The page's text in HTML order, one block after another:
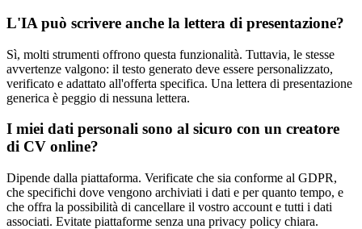
L'IA può scrivere anche la lettera di presentazione?
Sì, molti strumenti offrono questa funzionalità. Tuttavia, le stesse
avvertenze valgono: il testo generato deve essere personalizzato,
verificato e adattato all'offerta specifica. Una lettera di presentazione
generica è peggio di nessuna lettera.
I miei dati personali sono al sicuro con un creatore
di CV online?
Dipende dalla piattaforma. Verificate che sia conforme al GDPR,
che specifichi dove vengono archiviati i dati e per quanto tempo, e
che offra la possibilità di cancellare il vostro account e tutti i dati
associati. Evitate piattaforme senza una privacy policy chiara.